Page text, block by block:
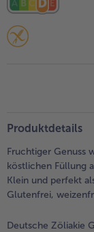
Produktdetails
Fruchtiger Genuss
köstlichen Füllung
Klein und perfekt
Glutenfrei,
Deutsche Zöliakie